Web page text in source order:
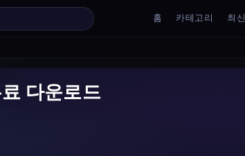
홈 카테고리 최신
료 다운로드